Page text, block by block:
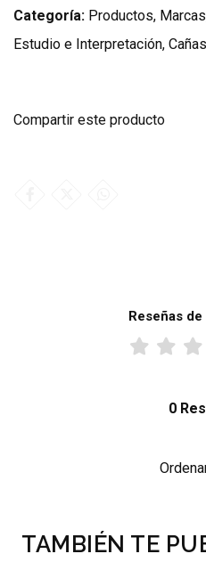
Categoría: Productos, Marcas
Estudio e Interpretación, Cañas
Compartir este producto
Reseñas
0
TAMBIÉN TE